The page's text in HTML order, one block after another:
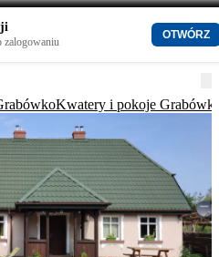
zalogowaniu
OTWÓRZ
Kwatery i pokoje